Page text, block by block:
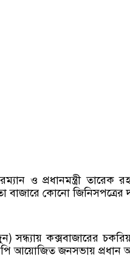
ও প্রধানমন্ত্রী
বাজারে কোনো জিনিসপত্রের
সন্ধ্যায় কক্সবাজারের
আয়োজিত জনসভায় প্রধান